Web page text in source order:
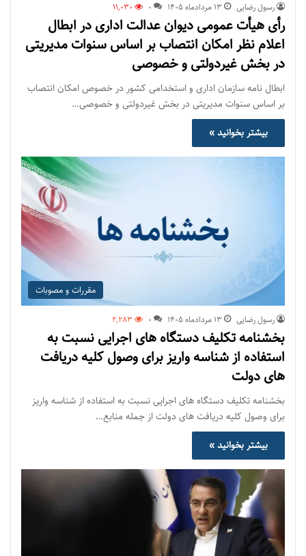
رسول رضایی ۱۳ مرداد‌ماه ۱۴۰۵ 0
11,030
رأی هیأت عمومی دیوان عدالت اداری در ابطال
اعلام نظر امکان انتصاب بر اساس سنوات مدیریتی
در بخش غیردولتی و خصوصی
ابطال نامه سازمان اداری و استخدامی کشور در خصوص امکان انتصاب
بر اساس سنوات مدیریتی در بخش غیردولتی و خصوصی…
بیشتر بخوانید »
مقررات و مصوبات
رسول رضایی ۱۳ مرداد‌ماه ۱۴۰۵ 0
2,283
بخشنامه تکلیف دستگاه های اجرایی نسبت به
استفاده از شناسه واریز برای وصول کلیه دریافت
های دولت
بخشنامه تکلیف دستگاه های اجرایی نسبت به استفاده از شناسه واریز
برای وصول کلیه دریافت های دولت از جمله منابع…
بیشتر بخوانید »